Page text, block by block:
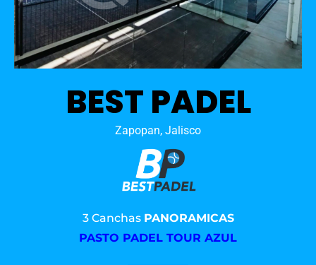
BEST PADEL
Zapopan, Jalisco
3 Canchas PANORAMICAS
PASTO PADEL TOUR AZUL